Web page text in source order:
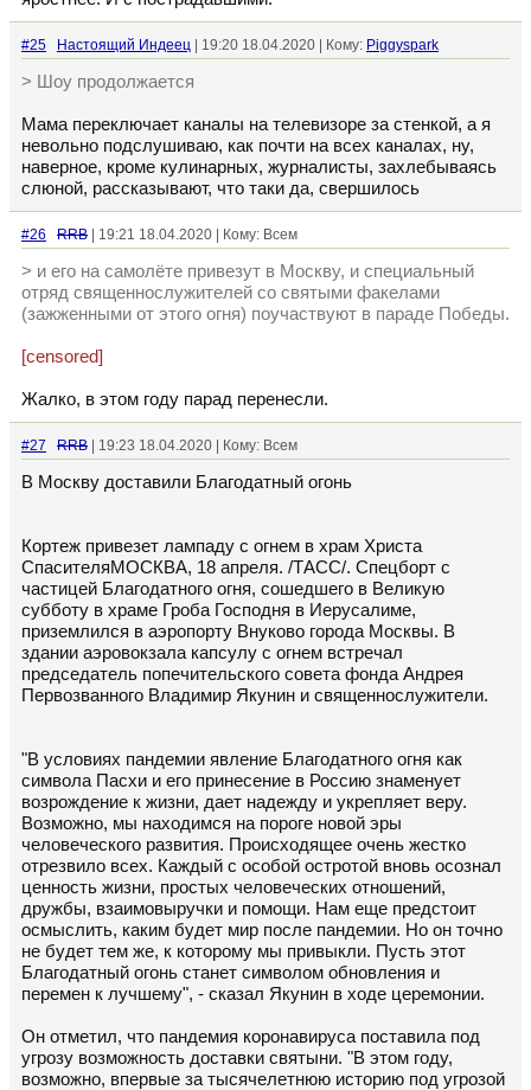
#25 Настоящий Индеец | 19:20 18.04.2020 | Кому: Piggyspark
> Шоу продолжается
Мама переключает каналы на телевизоре за стенкой, а я
невольно подслушиваю, как почти на всех каналах, ну,
наверное, кроме кулинарных, журналисты, захлебываясь
слюной, рассказывают, что таки да, свершилось
#26 RRB | 19:21 18.04.2020 | Кому: Всем
> и его на самолёте привезут в Москву, и специальный
отряд священнослужителей со святыми факелами
(зажженными от этого огня) поучаствуют в параде Победы.
[censored]
Жалко, в этом году парад перенесли.
#27 RRB | 19:23 18.04.2020 | Кому: Всем
В Москву доставили Благодатный огонь
Кортеж привезет лампаду с огнем в храм Христа
СпасителяМОСКВА, 18 апреля. /ТАСС/. Спецборт с
частицей Благодатного огня, сошедшего в Великую
субботу в храме Гроба Господня в Иерусалиме,
приземлился в аэропорту Внуково города Москвы. В
здании аэровокзала капсулу с огнем встречал
председатель попечительского совета фонда Андрея
Первозванного Владимир Якунин и священнослужители.
"В условиях пандемии явление Благодатного огня как
символа Пасхи и его принесение в Россию знаменует
возрождение к жизни, дает надежду и укрепляет веру.
Возможно, мы находимся на пороге новой эры
человеческого развития. Происходящее очень жестко
отрезвило всех. Каждый с особой остротой вновь осознал
ценность жизни, простых человеческих отношений,
дружбы, взаимовыручки и помощи. Нам еще предстоит
осмыслить, каким будет мир после пандемии. Но он точно
не будет тем же, к которому мы привыкли. Пусть этот
Благодатный огонь станет символом обновления и
перемен к лучшему", - сказал Якунин в ходе церемонии.
Он отметил, что пандемия коронавируса поставила под
угрозу возможность доставки святыни. "В этом году,
возможно, впервые за тысячелетнюю историю под угрозой